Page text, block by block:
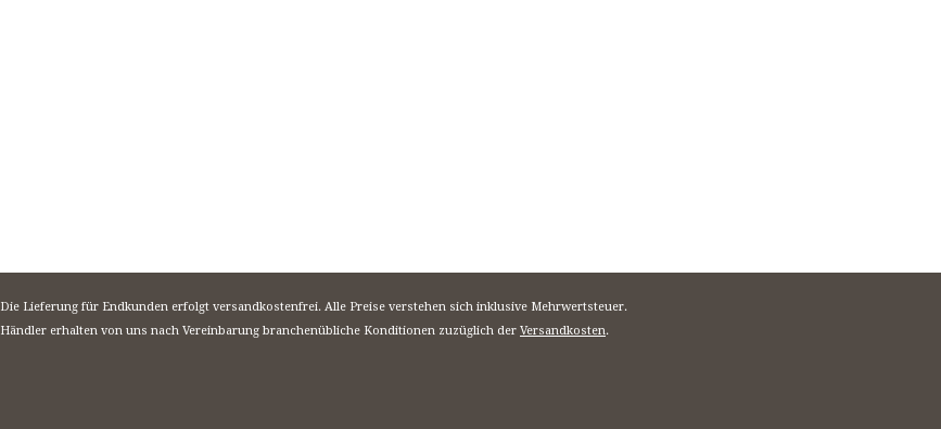
Die Lieferung für Endkunden erfolgt versandkostenfrei. Alle Preise verstehen sich inklusive Mehrwertsteuer.
Händler erhalten von uns nach Vereinbarung branchenübliche Konditionen zuzüglich der Versandkosten.